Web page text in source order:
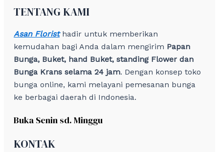
TENTANG KAMI
Asan Floristhadir untuk memberikan
kemudahan bagi Anda dalam mengirim Papan
Bunga, Buket, hand Buket, standing Flower dan
Bunga Krans selama 24 jam. Dengan konsep toko
bunga online, kami melayani pemesanan bunga
ke berbagai daerah di Indonesia.
Buka Senin sd. Minggu
KONTAK